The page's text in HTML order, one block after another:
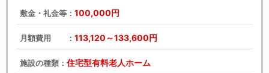
戻る
敷金・礼金等： 100,000円
月額費用 ： 113,120～133,600円
施設の種類： 住宅型有料老人ホーム